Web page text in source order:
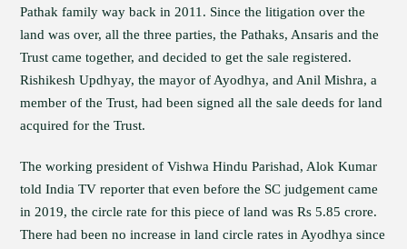
Pathak family way back in 2011. Since the litigation over the
land was over, all the three parties, the Pathaks, Ansaris and the
Trust came together, and decided to get the sale registered.
Rishikesh Updhyay, the mayor of Ayodhya, and Anil Mishra, a
member of the Trust, had been signed all the sale deeds for land
acquired for the Trust.
The working president of Vishwa Hindu Parishad, Alok Kumar
told India TV reporter that even before the SC judgement came
in 2019, the circle rate for this piece of land was Rs 5.85 crore.
There had been no increase in land circle rates in Ayodhya since